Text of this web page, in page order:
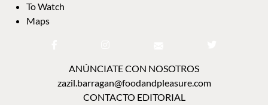
To Watch
Maps
ANÚNCIATE CON NOSOTROS
zazil.barragan@foodandpleasure.com
CONTACTO EDITORIAL